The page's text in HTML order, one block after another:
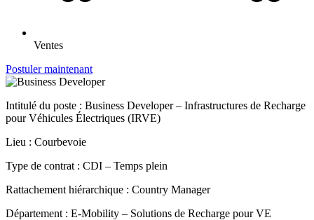
Ventes
Postuler maintenant
Intitulé du poste : Business Developer – Infrastructures de Recharge
pour Véhicules Électriques (IRVE)
Lieu : Courbevoie
Type de contrat : CDI – Temps plein
Rattachement hiérarchique : Country Manager
Département : E-Mobility – Solutions de Recharge pour VE